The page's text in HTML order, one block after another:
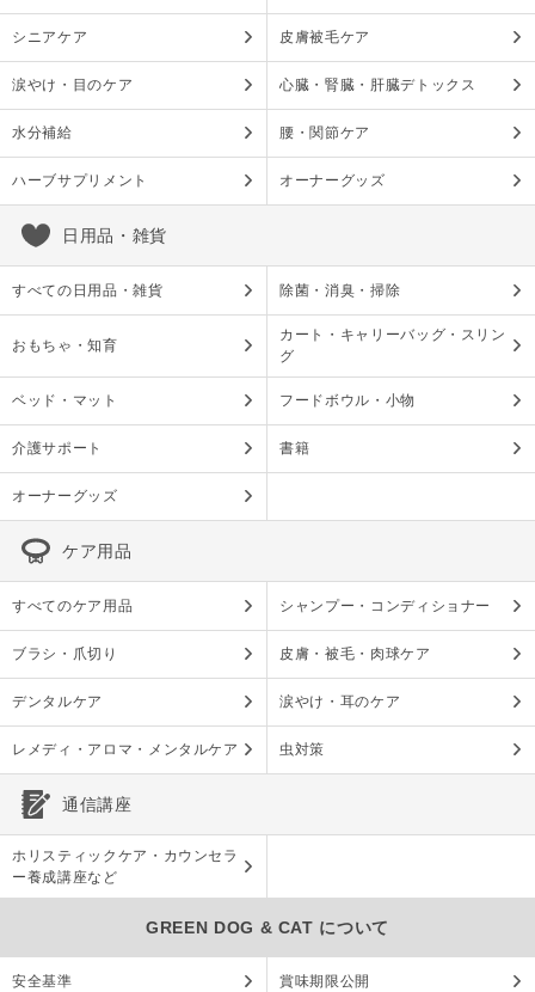
シニアケア 皮膚被毛ケア
涙やけ・目のケア 心臓・腎臓・肝臓デトックス
水分補給 腰・関節ケア
ハーブサプリメント オーナーグッズ
日用品・雑貨
すべての日用品・雑貨 除菌・消臭・掃除
おもちゃ・知育
カート・キャリーバッグ・スリン
グ
ベッド・マット フードボウル・小物
介護サポート 書籍
オーナーグッズ
ケア用品
すべてのケア用品 シャンプー・コンディショナー
ブラシ・爪切り 皮膚・被毛・肉球ケア
デンタルケア 涙やけ・耳のケア
レメディ・アロマ・メンタルケア 虫対策
通信講座
ホリスティックケア・カウンセラ
ー養成講座など
GREEN DOG & CAT について
安全基準 賞味期限公開